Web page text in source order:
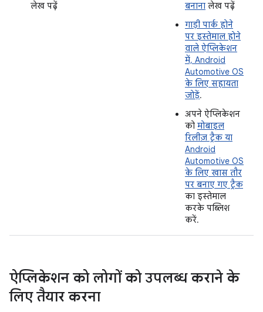
लेख पढ़ें
बनाना लेख पढ़ें
गाड़ी पार्क होने
पर इस्तेमाल होने
वाले ऐप्लिकेशन
में, Android
Automotive OS
के लिए सहायता
जोड़ें.
अपने ऐप्लिकेशन
को मोबाइल
रिलीज़ ट्रैक या
Android
Automotive OS
के लिए खास तौर
पर बनाए गए ट्रैक
का इस्तेमाल
करके पब्लिश
करें.
ऐप्लिकेशन को लोगों को उपलब्ध कराने के
लिए तैयार करना